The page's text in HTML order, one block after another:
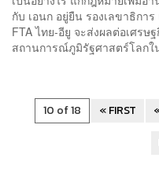
กับ เอนก อยู่ยืน รองเลขาธิกา
FTA ไทย-อียู จะส่งผลต่อเศรษ
สถานการณ์ภูมิรัฐศาสตร์โลกใ
10 of 18 « FIRST